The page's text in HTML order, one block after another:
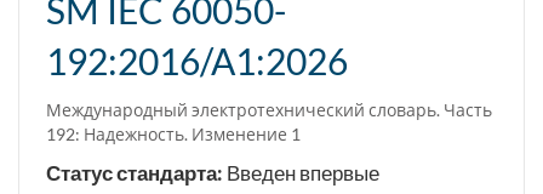
ОБЛАСТЬ СТАНДАРТА
Инженерные и производственные технологии
ПО КЛАСИФИКАЦИИ
SM IEC 60050-
192:2016/A1:2026
Международный электротехнический словарь. Часть
192: Надежность. Изменение 1
Статус стандарта: Введен впервые